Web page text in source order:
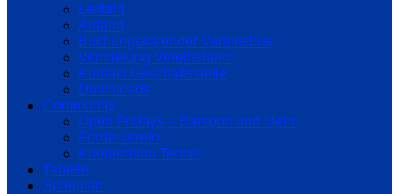
Leitbild
Anfahrt
Buchungskalender Vereinsbus
Vermietung Vereinsheim
Kontakt Geschäftsstelle
Downloads
Community
Open Fridays – Barsport und Mehr
Förderverein
Kooperation Tennis
Tabelle
Spielplan